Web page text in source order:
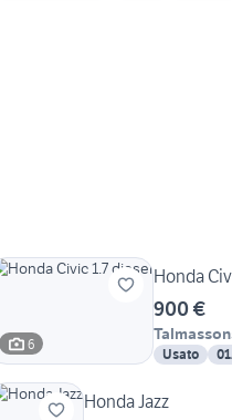
6
Honda
900 €
Usato
Honda Jazz